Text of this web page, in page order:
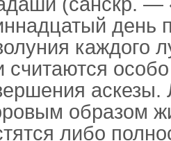
день
каждого
считаются
образом
либо